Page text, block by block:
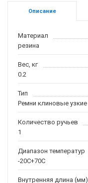
Описание
Материал
резина
Вес, кг
0.2
Тип
Ремни клиновые узкие
Количество ручьев
1
Диапазон температур
-20С+70С
Внутренняя длина (мм)